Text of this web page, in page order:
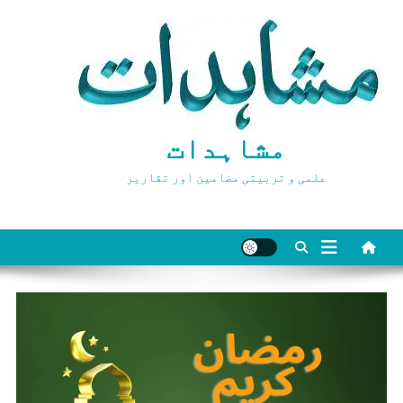
مشاہدات
علمی و تربیتی مضامین اور تقاریر